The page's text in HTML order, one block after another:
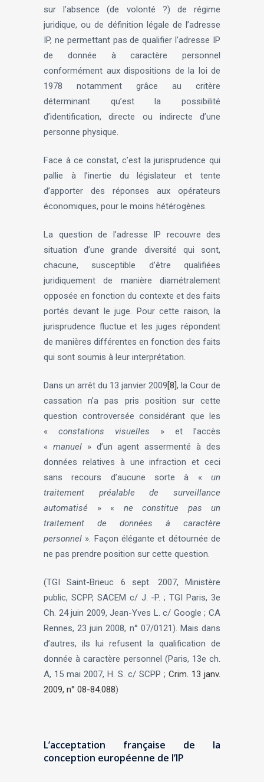
sur l’absence (de volonté ?) de régime
juridique, ou de définition légale de l’adresse
IP, ne permettant pas de qualifier l’adresse IP
de donnée à caractère personnel
conformément aux dispositions de la loi de
1978 notamment grâce au critère
déterminant qu’est la possibilité
d’identification, directe ou indirecte d’une
personne physique.
Face à ce constat, c’est la jurisprudence qui
pallie à l’inertie du législateur et tente
d’apporter des réponses aux opérateurs
économiques, pour le moins hétérogènes.
La question de l’adresse IP recouvre des
situation d’une grande diversité qui sont,
chacune, susceptible d’être qualifiées
juridiquement de manière diamétralement
opposée en fonction du contexte et des faits
portés devant le juge. Pour cette raison, la
jurisprudence fluctue et les juges répondent
de manières différentes en fonction des faits
qui sont soumis à leur interprétation.
Dans un arrêt du 13 janvier 2009[8], la Cour de
cassation n’a pas pris position sur cette
question controversée considérant que les
« constations visuelles » et l’accès
« manuel » d’un agent assermenté à des
données relatives à une infraction et ceci
sans recours d’aucune sorte à « un
traitement préalable de surveillance
automatisé » « ne constitue pas un
traitement de données à caractère
personnel ». Façon élégante et détournée de
ne pas prendre position sur cette question.
(TGI Saint-Brieuc 6 sept. 2007, Ministère
public, SCPP, SACEM c/ J. -P. ; TGI Paris, 3e
Ch. 24 juin 2009, Jean-Yves L. c/ Google ; CA
Rennes, 23 juin 2008, n° 07/0121). Mais dans
d’autres, ils lui refusent la qualification de
donnée à caractère personnel (Paris, 13e ch.
A, 15 mai 2007, H. S. c/ SCPP ; Crim. 13 janv.
2009, n° 08-84.088)
L’acceptation française de la
conception européenne de l’IP